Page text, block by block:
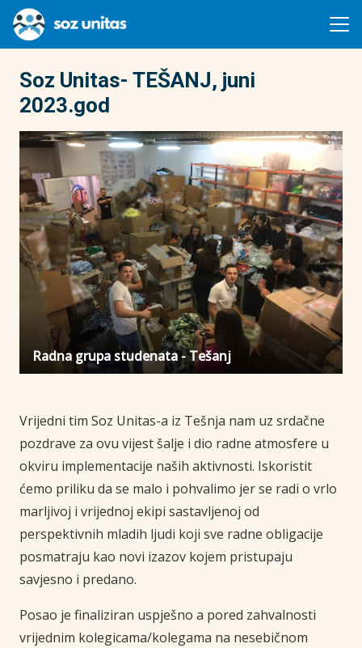
Soz Unitas- TEŠANJ, juni
2023.god
Radna grupa studenata - Tešanj
Vrijedni tim Soz Unitas-a iz Tešnja nam uz srdačne
pozdrave za ovu vijest šalje i dio radne atmosfere u
okviru implementacije naših aktivnosti. Iskoristit
ćemo priliku da se malo i pohvalimo jer se radi o vrlo
marljivoj i vrijednoj ekipi sastavljenoj od
perspektivnih mladih ljudi koji sve radne obligacije
posmatraju kao novi izazov kojem pristupaju
savjesno i predano.
Posao je finaliziran uspješno a pored zahvalnosti
vrijednim kolegicama/kolegama na nesebičnom